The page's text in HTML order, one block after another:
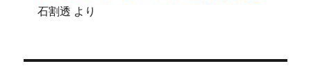
石割透 より